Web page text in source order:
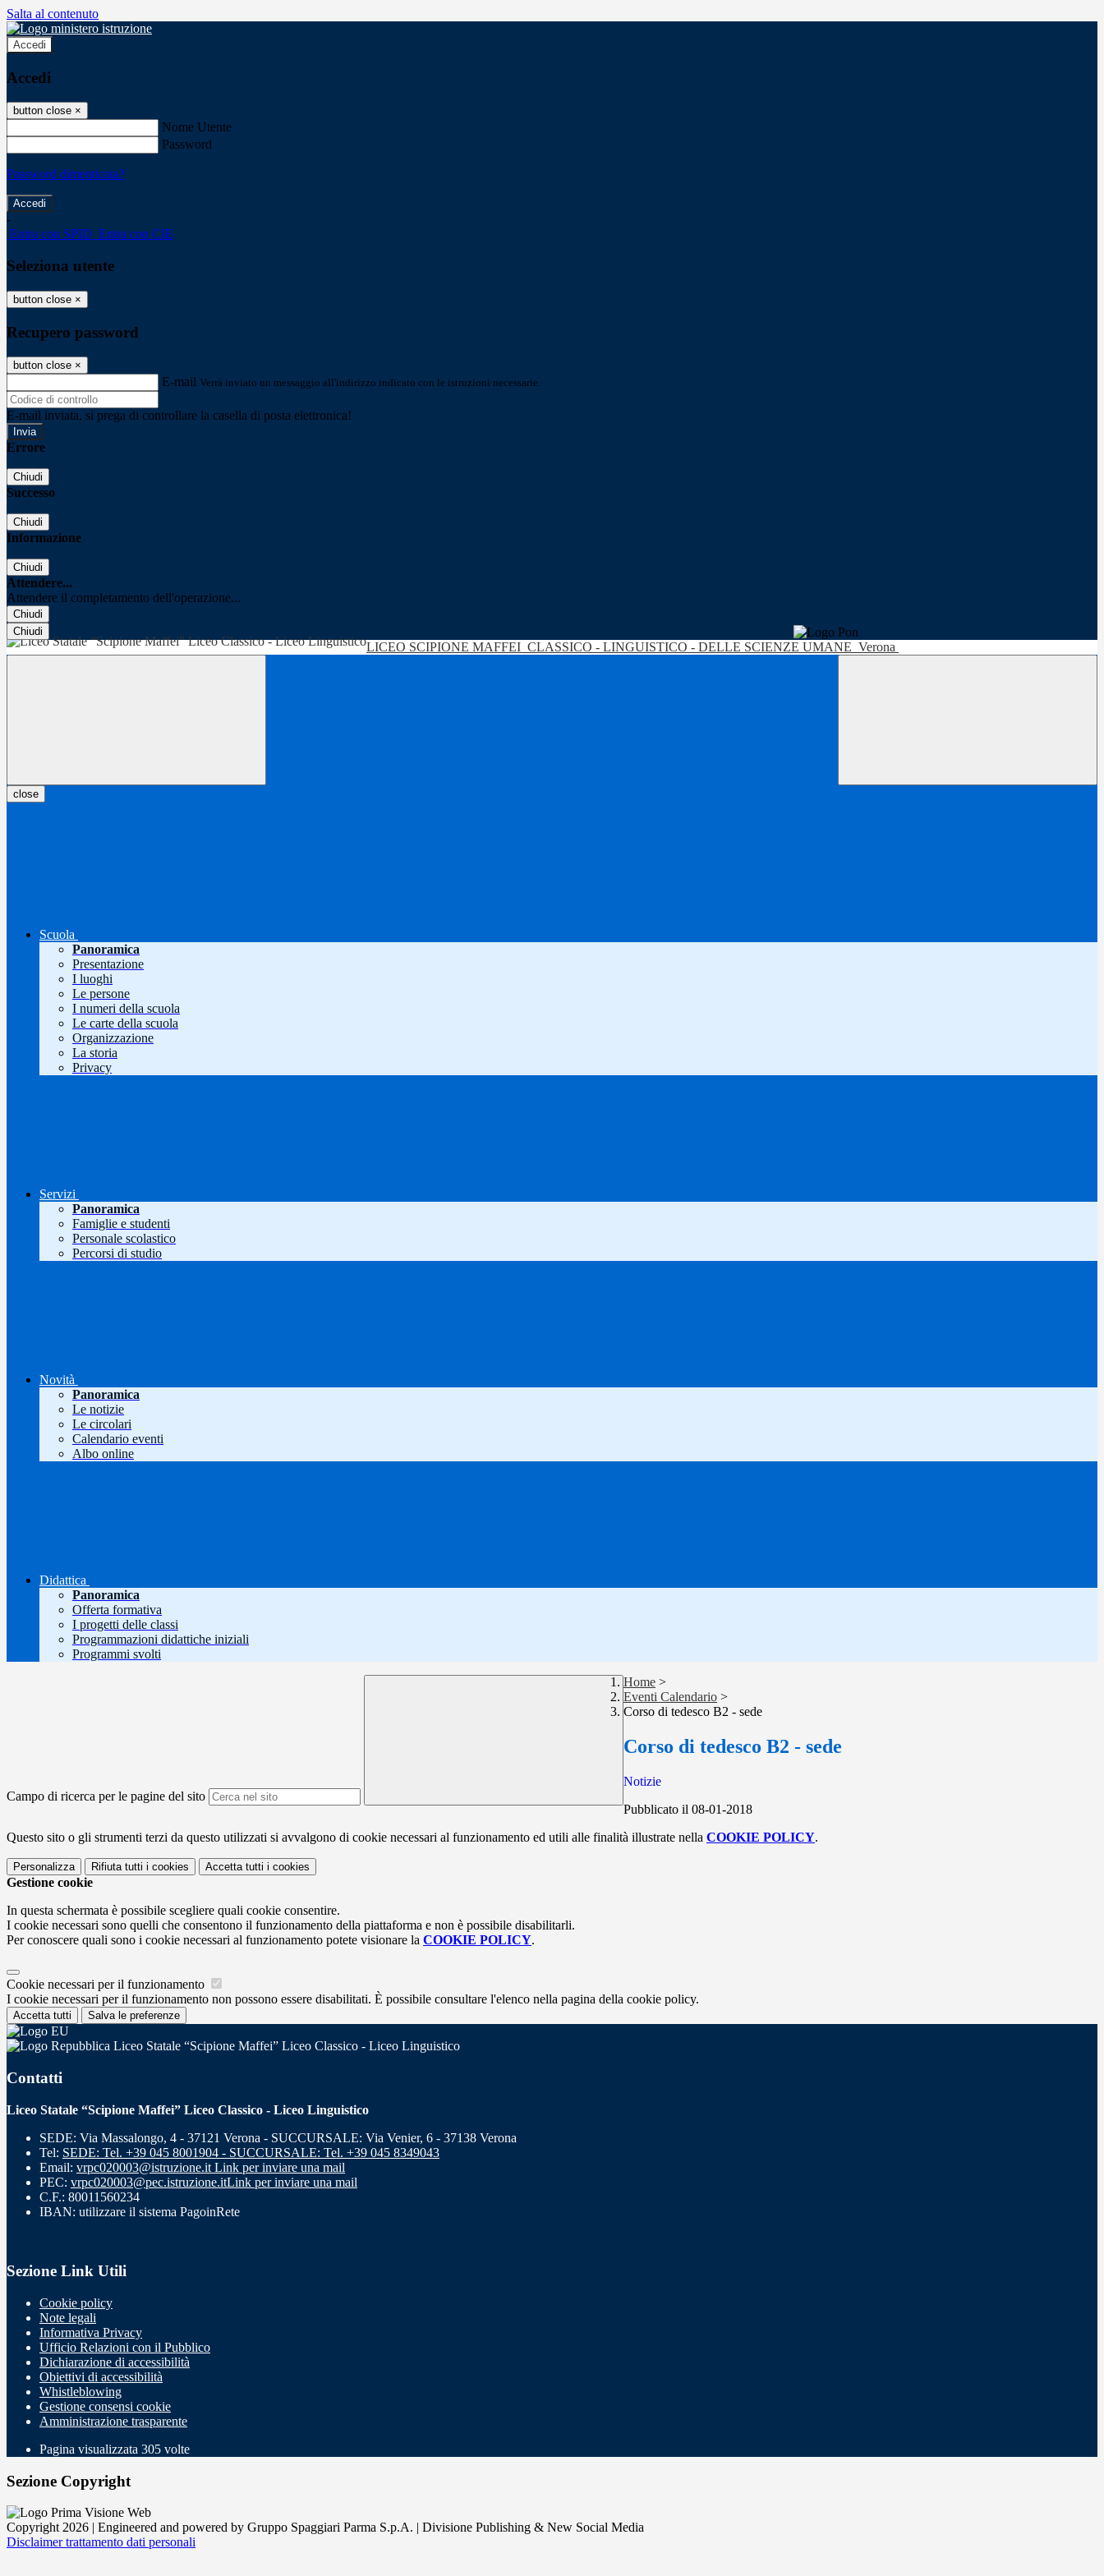
Salta al contenuto
Accedi
Accedi
button close ×
Nome Utente
Password
Password dimenticata?
-
Entra con SPID Entra con CIE
Seleziona utente
button close ×
Recupero password
button close ×
E-mail Verrà inviato un messaggio all'indirizzo indicato con le istruzioni necessarie.
E-mail inviata, si prega di controllare la casella di posta elettronica!
Errore
Chiudi
Successo
Chiudi
Informazione
Chiudi
Attendere...
Attendere il completamento dell'operazione...
Chiudi
Chiudi
LICEO SCIPIONE MAFFEI CLASSICO - LINGUISTICO - DELLE SCIENZE UMANE Verona
close
Scuola
Panoramica
Presentazione
I luoghi
Le persone
I numeri della scuola
Le carte della scuola
Organizzazione
La storia
Privacy
Servizi
Panoramica
Famiglie e studenti
Personale scolastico
Percorsi di studio
Novità
Panoramica
Le notizie
Le circolari
Calendario eventi
Albo online
Didattica
Panoramica
Offerta formativa
I progetti delle classi
Programmazioni didattiche iniziali
Programmi svolti
Campo di ricerca per le pagine del sito
Home >
Eventi Calendario >
Corso di tedesco B2 - sede
Corso di tedesco B2 - sede
Notizie
Pubblicato il 08-01-2018
Questo sito o gli strumenti terzi da questo utilizzati si avvalgono di cookie necessari al funzionamento ed utili alle finalità illustrate nella COOKIE POLICY.
Personalizza Rifiuta tutti i cookies Accetta tutti i cookies
Gestione cookie
In questa schermata è possibile scegliere quali cookie consentire.
I cookie necessari sono quelli che consentono il funzionamento della piattaforma e non è possibile disabilitarli.
Per conoscere quali sono i cookie necessari al funzionamento potete visionare la COOKIE POLICY.
Cookie necessari per il funzionamento
I cookie necessari per il funzionamento non possono essere disabilitati. È possibile consultare l'elenco nella pagina della cookie policy.
Accetta tutti Salva le preferenze
Liceo Statale “Scipione Maffei” Liceo Classico - Liceo Linguistico
Contatti
Liceo Statale “Scipione Maffei” Liceo Classico - Liceo Linguistico
SEDE: Via Massalongo, 4 - 37121 Verona - SUCCURSALE: Via Venier, 6 - 37138 Verona
Tel: SEDE: Tel. +39 045 8001904 - SUCCURSALE: Tel. +39 045 8349043
Email: vrpc020003@istruzione.it Link per inviare una mail
PEC: vrpc020003@pec.istruzione.itLink per inviare una mail
C.F.: 80011560234
IBAN: utilizzare il sistema PagoinRete
Sezione Link Utili
Cookie policy
Note legali
Informativa Privacy
Ufficio Relazioni con il Pubblico
Dichiarazione di accessibilità
Obiettivi di accessibilità
Whistleblowing
Gestione consensi cookie
Amministrazione trasparente
Pagina visualizzata 305 volte
Sezione Copyright
Copyright 2026 | Engineered and powered by Gruppo Spaggiari Parma S.p.A. | Divisione Publishing & New Social Media
Disclaimer trattamento dati personali